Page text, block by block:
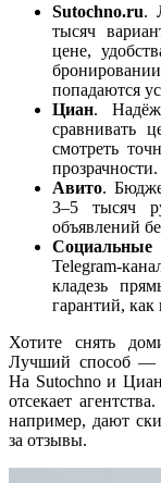
Sutochno.ru.
тысяч
цене,
попадаются
Циан.
сравнивать
смотреть
прозрачности.
Авито.
3–5 тысяч
объявлений
Социальные
Telegram-
кладезь
гарантий,
Хотите снять
Лучший способ —
На Sutochno и Циан
отсекает
например, дают
за отзывы.